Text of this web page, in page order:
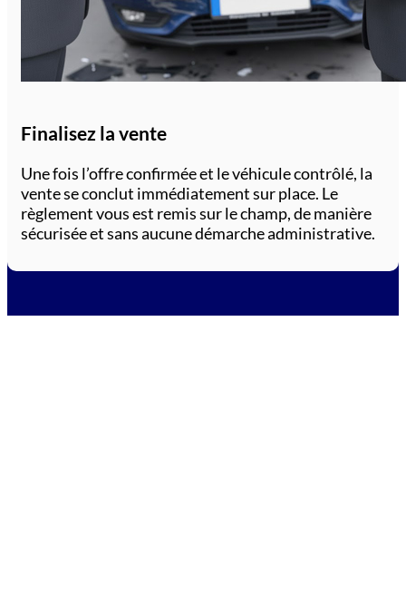
Finalisez la vente
Une fois l’offre confirmée et le véhicule contrôlé, la
vente se conclut immédiatement sur place. Le
règlement vous est remis sur le champ, de manière
sécurisée et sans aucune démarche administrative.